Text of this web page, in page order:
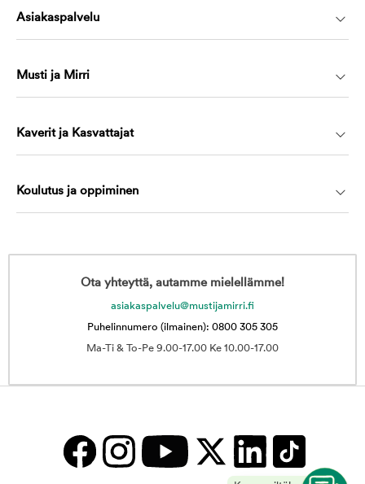
Asiakaspalvelu
Musti ja Mirri
Kaverit ja Kasvattajat
Koulutus ja oppiminen
Ota yhteyttä, autamme mielellämme!
asiakaspalvelu@mustijamirri.fi
Puhelinnumero (ilmainen): 0800 305 305
Ma-Ti & To-Pe 9.00-17.00 Ke 10.00-17.00